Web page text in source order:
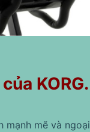
KORG.
mạnh mẽ và